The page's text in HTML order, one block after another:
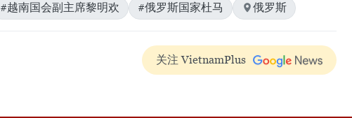
#越南国会副主席黎明欢 #俄罗斯国家杜马 俄罗斯
关注 VietnamPlus